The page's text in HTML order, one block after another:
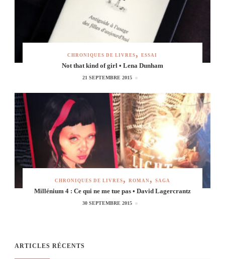
CHRONIQUES DE LIVRES ESSAI
Not that kind of girl • Lena Dunham
21 SEPTEMBRE 2015
CHRONIQUES DE LIVRES ROMAN SAGA
Millénium 4 : Ce qui ne me tue pas • David Lagercrantz
30 SEPTEMBRE 2015
ARTICLES RÉCENTS